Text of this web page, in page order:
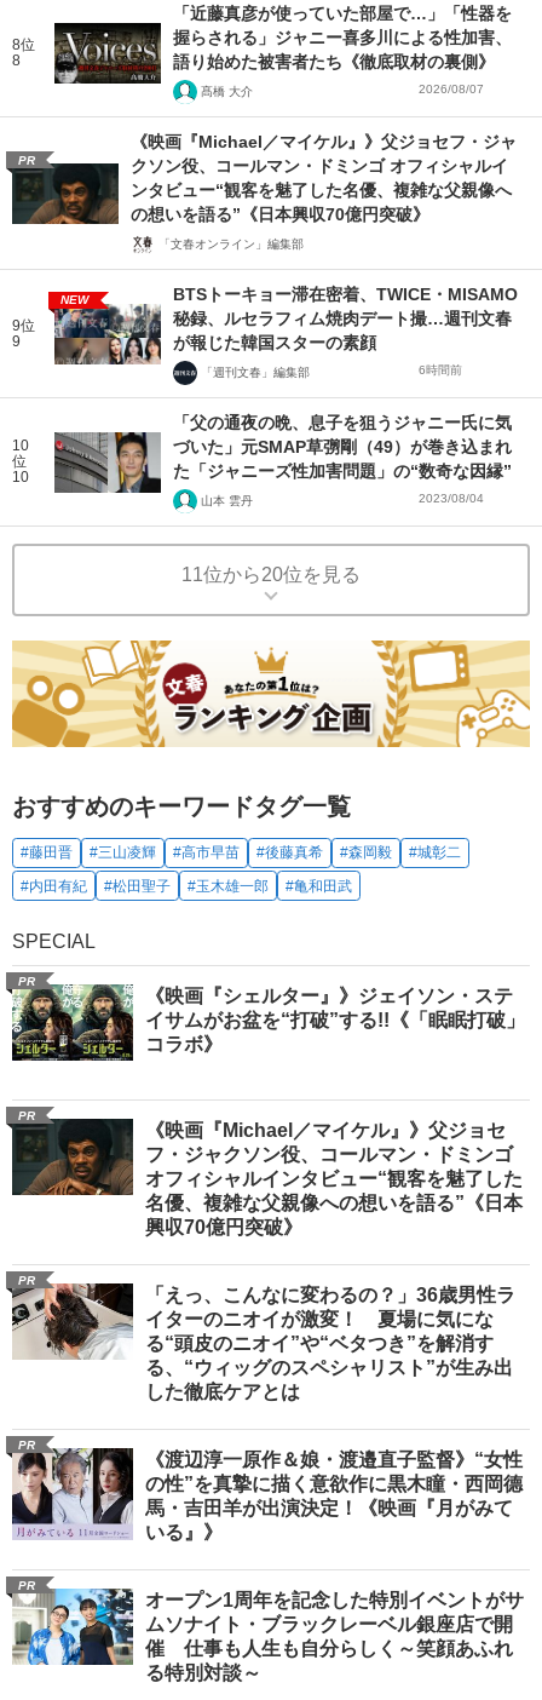
8位
8
「近藤真彦が使っていた部屋で…」「性器を
握らされる」ジャニー喜多川による性加害、
語り始めた被害者たち《徹底取材の裏側》
髙橋 大介 2026/08/07
PR
《映画『Michael／マイケル』》父ジョセフ・ジャ
クソン役、コールマン・ドミンゴ オフィシャルイ
ンタビュー“観客を魅了した名優、複雑な父親像へ
の想いを語る”《日本興収70億円突破》
「文春オンライン」編集部
9位
9
NEW
BTSトーキョー滞在密着、TWICE・MISAMO
秘録、ルセラフィム焼肉デート撮…週刊文春
が報じた韓国スターの素顔
「週刊文春」編集部 6時間前
10
位
10
「父の通夜の晩、息子を狙うジャニー氏に気
づいた」元SMAP草彅剛（49）が巻き込まれ
た「ジャニーズ性加害問題」の“数奇な因縁”
山本 雲丹 2023/08/04
11位から20位を見る
おすすめのキーワードタグ一覧
#藤田晋 #三山凌輝 #高市早苗 #後藤真希 #森岡毅
#城彰二
#内田有紀
#松田聖子 #玉木雄一郎 #亀和田武
SPECIAL
PR
《映画『シェルター』》ジェイソン・ステ
イサムがお盆を“打破”する!!《「眠眠打破」
コラボ》
PR
《映画『Michael／マイケル』》父ジョセ
フ・ジャクソン役、コールマン・ドミンゴ
オフィシャルインタビュー“観客を魅了した
名優、複雑な父親像への想いを語る”《日本
興収70億円突破》
PR
「えっ、こんなに変わるの？」36歳男性ラ
イターのニオイが激変！ 夏場に気にな
る“頭皮のニオイ”や“ベタつき”を解消す
る、“ウィッグのスペシャリスト”が生み出
した徹底ケアとは
PR
《渡辺淳一原作＆娘・渡邉直子監督》“女性
の性”を真摯に描く意欲作に黒木瞳・西岡德
馬・吉田羊が出演決定！《映画『月がみて
いる』》
PR
オープン1周年を記念した特別イベントがサ
ムソナイト・ブラックレーベル銀座店で開
催 仕事も人生も自分らしく～笑顔あふれ
る特別対談～